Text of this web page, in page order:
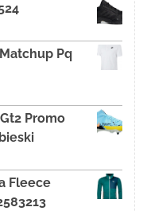
Pq
Promo
Fleece